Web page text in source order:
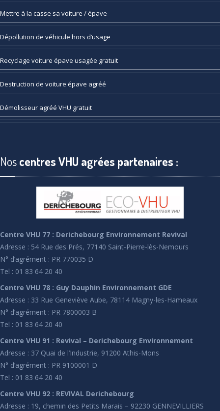
Mettre à la casse sa voiture / épave
Dépollution de véhicule hors d’usage
Recyclage voiture épave usagée gratuit
Destruction de voiture épave agréé
Démolisseur agréé VHU gratuit
Noscentres VHU agrées partenaires :
Centre VHU 77 : Derichebourg Environnement Revival
Adresse : 54 Rue des Prés, 77140 Saint-Pierre-lès-Nemours
N° d’agrément : PR 770035 D
Tel : 01 83 64 20 40
Centre VHU 78 : Guy Dauphin Environnement GDE
Adresse : 33 Rue Geneviève Aube, 78114 Magny-les-Hameaux
N° d’agrément : PR 7800003 B
Tel : 01 83 64 20 40
Centre VHU 91 : Revival – Derichebourg Environnement
Adresse : 37 Quai de l’Industrie, 91200 Athis-Mons
N° d’agrément : PR 9100001 D
Tel : 01 83 64 20 40
Centre VHU 92 : REVIVAL Derichebourg
Adresse : 19, chemin des Petits Marais – 92230 GENNEVILLIERS